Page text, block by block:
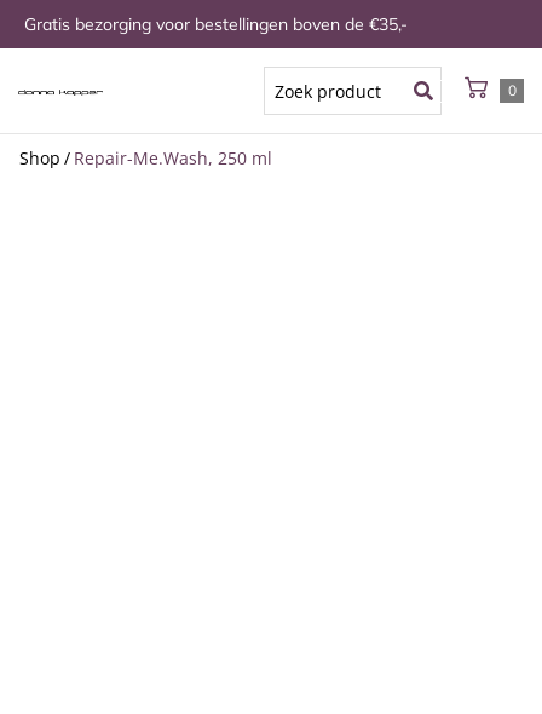
Gratis bezorging voor bestellingen boven de €35,-
0
Shop / Repair-Me.Wash, 250 ml